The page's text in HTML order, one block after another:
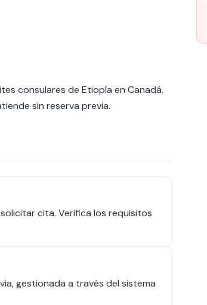
consulares de Etiopía en Canadá.
sin reserva previa.
cita. Verifica los requisitos
gestionada a través del sistema